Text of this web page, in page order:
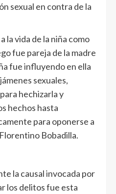
sexual en contra de la
la vida de la niña como
fue pareja de la madre
fue influyendo en ella
sexuales,
hechizarla y
hechos hasta
para oponerse a
Bobadilla.
la causal invocada por
los delitos fue esta